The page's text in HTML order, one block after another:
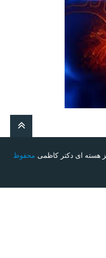
هسته ای دکتر کاظمی محفوظ